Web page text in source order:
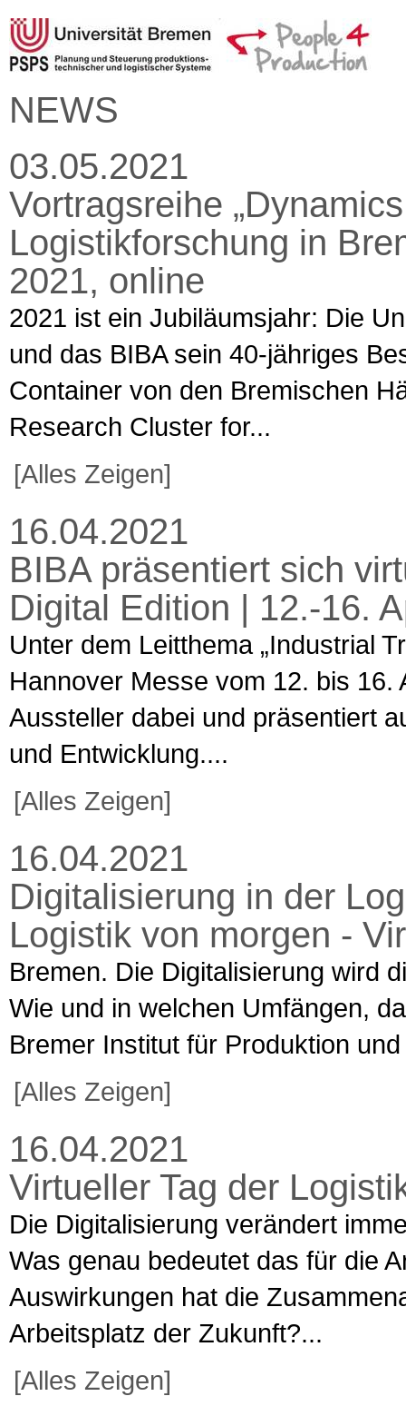
NEWS
03.05.2021
Vortragsreihe
Logistikforschung in
2021, online
2021 ist ein Jubiläumsjahr: Die
und das BIBA sein 40-jähriges
Container von den Bremischen
Research Cluster for...
[Alles Zeigen]
16.04.2021
BIBA präsentiert sich
Digital Edition | 12.-16.
Unter dem Leitthema „Industrial
Hannover Messe vom 12. bis 16.
Aussteller dabei und präsentiert
und Entwicklung....
[Alles Zeigen]
16.04.2021
Digitalisierung in der
Logistik von morgen -
Bremen. Die Digitalisierung wird
Wie und in welchen Umfängen,
Bremer Institut für Produktion
[Alles Zeigen]
16.04.2021
Virtueller Tag der
Die Digitalisierung verändert
Was genau bedeutet das für die
Auswirkungen hat die
Arbeitsplatz der Zukunft?...
[Alles Zeigen]